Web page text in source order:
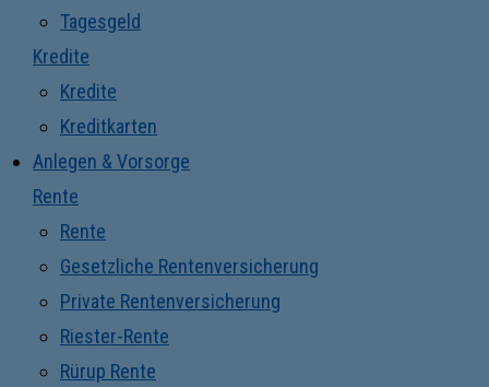
Tagesgeld
Kredite
Kredite
Kreditkarten
Anlegen & Vorsorge
Rente
Rente
Gesetzliche Rentenversicherung
Private Rentenversicherung
Riester-Rente
Rürup Rente